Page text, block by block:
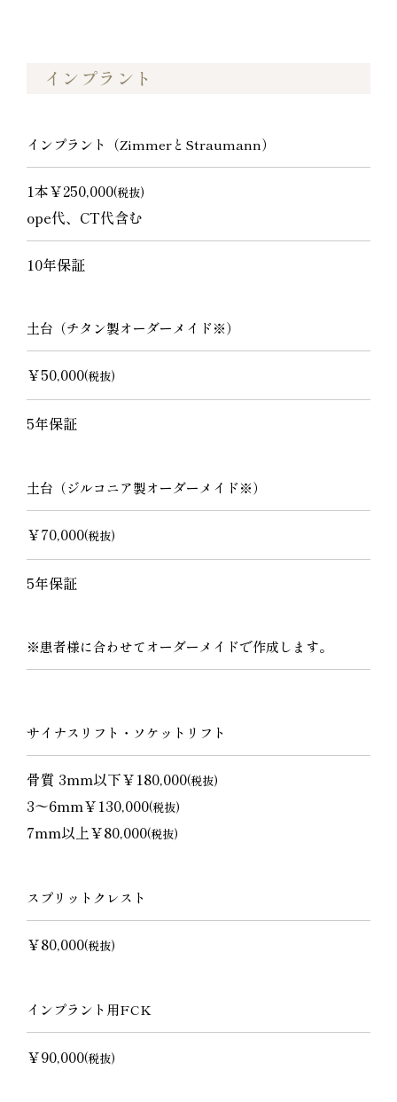
インプラント
インプラント（ZimmerとStraumann）
1本￥250,000(税抜)
ope代、CT代含む
10年保証
土台（チタン製オーダーメイド※）
￥50,000(税抜)
5年保証
土台（ジルコニア製オーダーメイド※）
￥70,000(税抜)
5年保証
※患者様に合わせてオーダーメイドで作成します。
サイナスリフト・ソケットリフト
骨質 3mm以下￥180,000(税抜)
3〜6mm￥130,000(税抜)
7mm以上￥80,000(税抜)
スプリットクレスト
￥80,000(税抜)
インプラント用FCK
￥90,000(税抜)